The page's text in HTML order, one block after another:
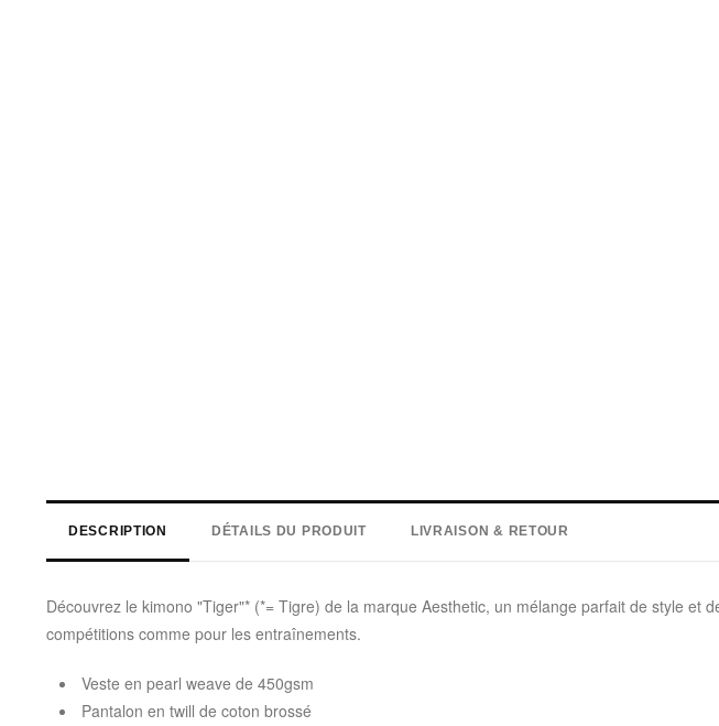
DESCRIPTION DÉTAILS DU PRODUIT LIVRAISON & RETOUR
Découvrez le kimono "Tiger"* (*= Tigre) de la marque Aesthetic, un mélange parfait de style
compétitions comme pour les entraînements.
Veste en pearl weave de 450gsm
Pantalon en twill de coton brossé